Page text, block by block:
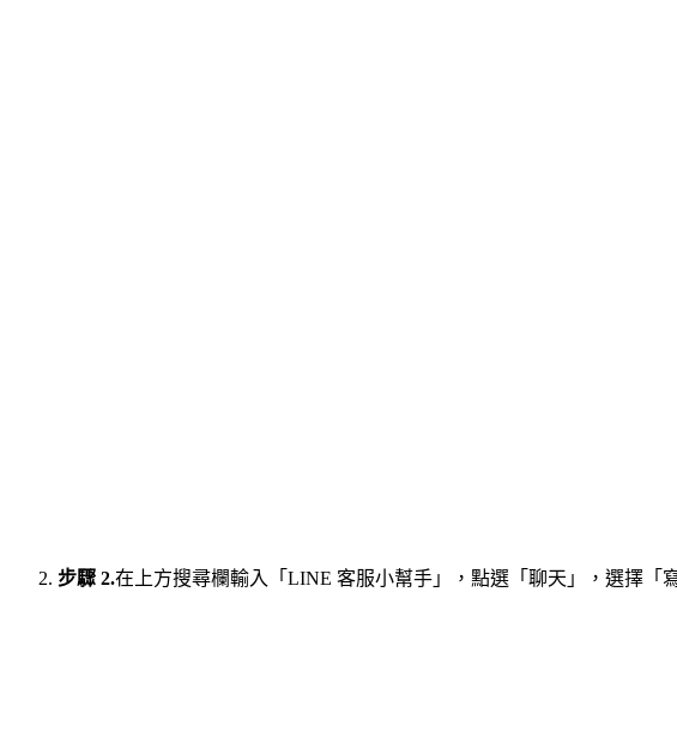
步驟 2.在上方搜尋欄輸入「LINE 客服小幫手」，點選「聊天」，選擇「